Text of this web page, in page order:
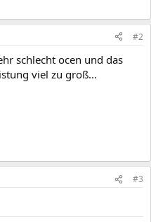
#2
schlecht ocen und das
viel zu groß...
#3